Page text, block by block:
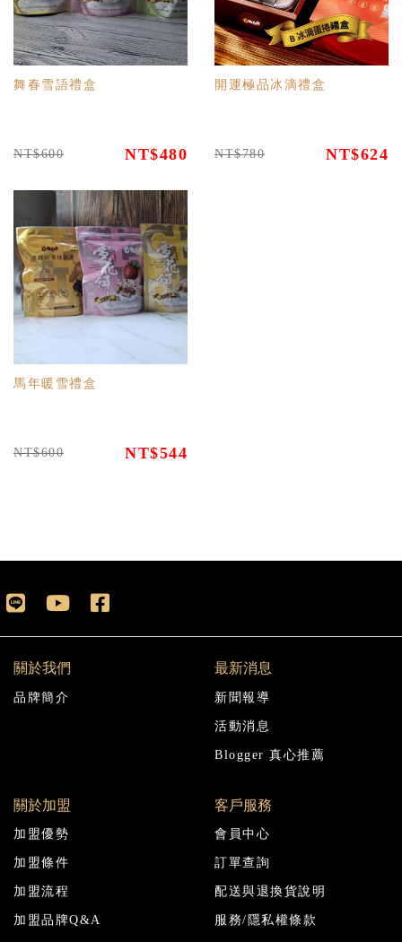
舞春雪語禮盒
NT$600 NT$480
開運極品冰滴禮盒
NT$780 NT$624
馬年暖雪禮盒
NT$600 NT$544
關於我們
品牌簡介
最新消息
新聞報導
活動消息
Blogger 真心推薦
關於加盟
加盟優勢
加盟條件
加盟流程
加盟品牌Q&A
客戶服務
會員中心
訂單查詢
配送與退換貨說明
服務/隱私權條款